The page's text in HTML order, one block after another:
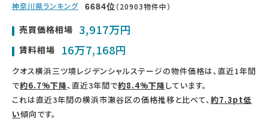
神奈川県ランキング
6684位（20903物件中）
売買価格相場 3,917万円
賃料相場 16万7,168円
クオス横浜三ツ境レジデンシャルステージの物件価格は、直近1年間
で約6.7%下降、直近3年間で約8.4%下降しています。
これは直近3年間の横浜市瀬谷区の価格推移と比べて、約7.3pt低
い傾向です。